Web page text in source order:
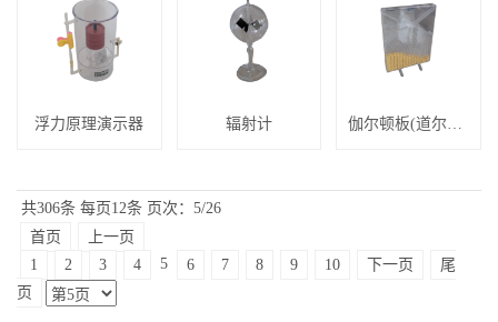
浮力原理演示器 辐射计 伽尔顿板(道尔顿板)
共306条 每页12条 页次：5/26
首页
上一页
1
2 3 4 5 6 7 8 9 10 下一页
尾
页